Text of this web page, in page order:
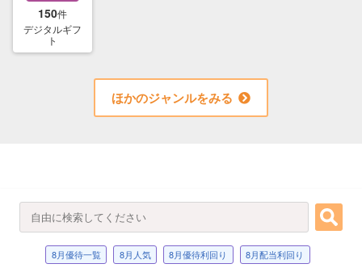
150件
デジタルギフ
ト
ほかのジャンルをみる
8月優待一覧 8月人気 8月優待利回り
8月配当利回り